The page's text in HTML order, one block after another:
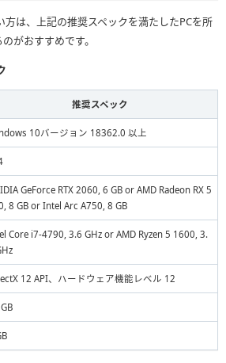
方は、上記の推奨スペックを満たしたPCを所
がおすすめです。
推奨スペック
10バージョン 18362.0 以上
GeForce RTX 2060, 6 GB or AMD Radeon RX 5
8 GB or Intel Arc A750, 8 GB
Core i7-4790, 3.6 GHz or AMD Ryzen 5 1600, 3.
12 API、ハードウェア機能レベル 12